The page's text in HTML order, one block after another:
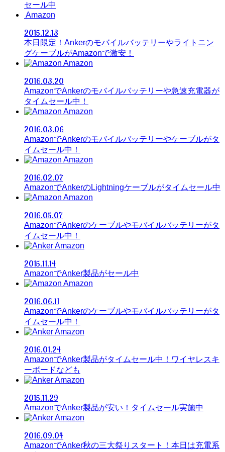
セール中
Amazon
2015.12.13
本日限定！Ankerのモバイルバッテリーやライトニン
グケーブルがAmazonで激安！
Amazon
2016.03.20
AmazonでAnkerのモバイルバッテリーや急速充電器が
タイムセール中！
Amazon
2016.03.06
AmazonでAnkerのモバイルバッテリーやケーブルがタ
イムセール中！
Amazon
2016.02.07
AmazonでAnkerのLightningケーブルがタイムセール中
Amazon
2016.05.07
AmazonでAnkerのケーブルやモバイルバッテリーがタ
イムセール中！
Amazon
2015.11.14
AmazonでAnker製品がセール中
Amazon
2016.06.11
AmazonでAnkerのケーブルやモバイルバッテリーがタ
イムセール中！
Amazon
2016.01.24
AmazonでAnker製品がタイムセール中！ワイヤレスキ
ーボードなども
Amazon
2015.11.29
AmazonでAnker製品が安い！タイムセール実施中
Amazon
2016.09.04
AmazonでAnker秋の三大祭りスタート！本日は充電系